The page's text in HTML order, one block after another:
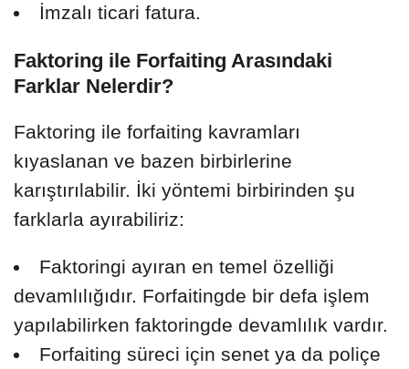
İmzalı ticari fatura.
Faktoring ile Forfaiting Arasındaki
Farklar Nelerdir?
Faktoring ile forfaiting kavramları
kıyaslanan ve bazen birbirlerine
karıştırılabilir. İki yöntemi birbirinden şu
farklarla ayırabiliriz:
Faktoringi ayıran en temel özelliği
devamlılığıdır. Forfaitingde bir defa işlem
yapılabilirken faktoringde devamlılık vardır.
Forfaiting süreci için senet ya da poliçe